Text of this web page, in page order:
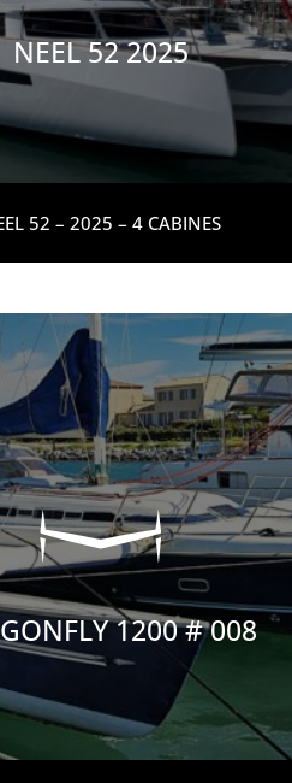
NEEL 52 2025
52 – 2025 – 4 CABINES
1200 # 008